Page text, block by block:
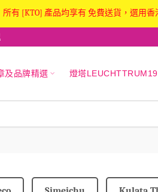
所有 [KTO] 產品均享有 免費送貨，選用香
及品牌精選 燈塔